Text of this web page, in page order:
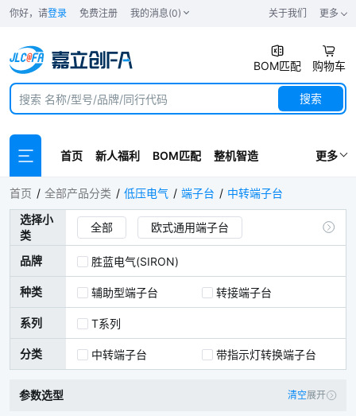
你好，请登录 免费注册 我的消息(0) 关于我们 更多
BOM匹配 购物车
搜索
首页 新人福利 BOM匹配 整机智造 更多
中转端子台
首页 全部产品分类 低压电气 端子台
中转端子台
选择小
类
全部 欧式通用端子台
日式通用端子台
中转端子台 公用端端子台
滤波保险端子台 CPU专用端子台
电源分配模块 弹片式IO端子台
品牌 胜蓝电气(SIRON)
种类 辅助型端子台 转接端子台
系列 T系列
分类 中转端子台 带指示灯转换端子台
参数选型 清空展开